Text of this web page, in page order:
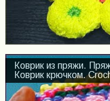
Коврик из пряжи.
Коврик крючком.